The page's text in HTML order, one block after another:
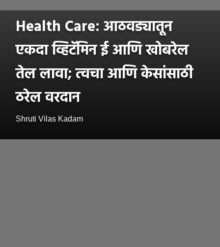
Health Care: आठवड्यातून
एकदा व्हिटॅमिन ई आणि खोबरेल
तेल लावा; त्वचा आणि केसांसाठी
ठरेल वरदान
Shruti Vilas Kadam